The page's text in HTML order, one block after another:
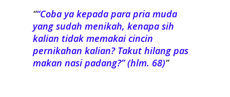
“Coba ya kepada para pria muda
yang sudah menikah, kenapa sih
kalian tidak memakai cincin
pernikahan kalian? Takut hilang pas
makan nasi padang?” (hlm. 68)